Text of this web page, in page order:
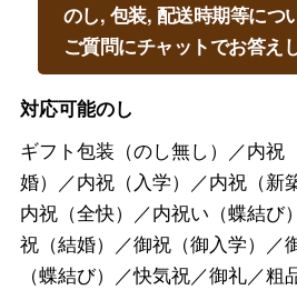
のし, 包装, 配送時期等につ
ご質問にチャットでお答え
対応可能のし
ギフト包装（のし無し）／内祝
婚）／内祝（入学）／内祝（新
内祝（全快）／内祝い（蝶結び
祝（結婚）／御祝（御入学）／
（蝶結び）／快気祝／御礼／